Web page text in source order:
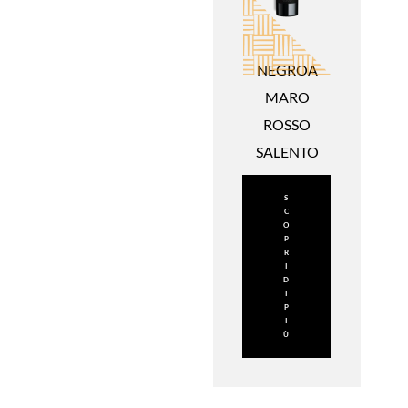
NEGROA
MARO
ROSSO
SALENTO
S
C
O
P
R
I
D
I
P
I
Ù